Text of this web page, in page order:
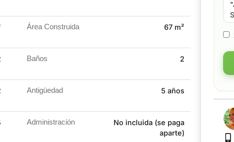
en Cartago.
Área Construida 67 m²
Baños 2
Antigüedad 5 años
Administración
No incluida (se paga
aparte)